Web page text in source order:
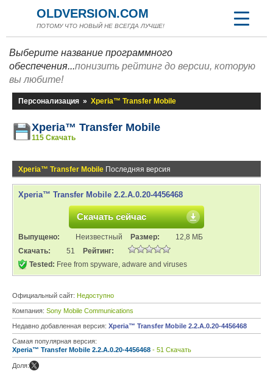
OLDVERSION.COM
ПОТОМУ ЧТО НОВЫЙ НЕ ВСЕГДА ЛУЧШЕ!
Выберите название программного
обеспечения...понизить рейтинг до версии, которую
вы любите!
Персонализация » Xperia™ Transfer Mobile
Xperia™ Transfer Mobile
115 Скачать
Xperia™ Transfer Mobile Последняя версия
Xperia™ Transfer Mobile 2.2.A.0.20-4456468
Скачать сейчас
Выпущено: Неизвестный Размер:
12,8 МБ
Скачать:
51
Рейтинг:
Tested: Free from spyware, adware and viruses
Официальный сайт: Недоступно
Компания: Sony Mobile Communications
Недавно добавленная версия: Xperia™ Transfer Mobile 2.2.A.0.20-4456468
Самая популярная версия:
Xperia™ Transfer Mobile 2.2.A.0.20-4456468 - 51 Скачать
Доля: